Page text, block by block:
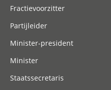
Fractievoorzitter
Partijleider
Minister-president
Minister
Staatssecretaris